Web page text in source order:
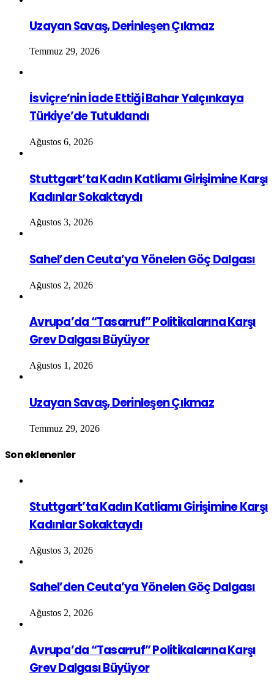
Uzayan Savaş, Derinleşen Çıkmaz
Temmuz 29, 2026
İsviçre’nin İade Ettiği Bahar Yalçınkaya
Türkiye’de Tutuklandı
Ağustos 6, 2026
Stuttgart’ta Kadın Katliamı Girişimine Karşı
Kadınlar Sokaktaydı
Ağustos 3, 2026
Sahel’den Ceuta’ya Yönelen Göç Dalgası
Ağustos 2, 2026
Avrupa’da “Tasarruf” Politikalarına Karşı
Grev Dalgası Büyüyor
Ağustos 1, 2026
Uzayan Savaş, Derinleşen Çıkmaz
Temmuz 29, 2026
Son eklenenler
Stuttgart’ta Kadın Katliamı Girişimine Karşı
Kadınlar Sokaktaydı
Ağustos 3, 2026
Sahel’den Ceuta’ya Yönelen Göç Dalgası
Ağustos 2, 2026
Avrupa’da “Tasarruf” Politikalarına Karşı
Grev Dalgası Büyüyor